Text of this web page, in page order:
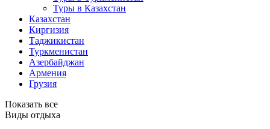
Туры в Казахстан
Казахстан
Киргизия
Таджикистан
Туркменистан
Азербайджан
Армения
Грузия
Показать все
Виды отдыха